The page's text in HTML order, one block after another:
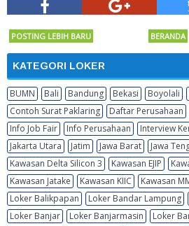
POSTING LEBIH BARU BERANDA
KATEGORI LOKER
BUMN Bali Bandung Bekasi Boyolali
Contoh Surat Paklaring
Daftar Perusahaan
Info Job Fair
Info Perusahaan Interview
Jakarta Utara
Jatim Jawa Barat Jawa
Kawasan Delta Silicon 3
Kawasan EJIP
Kawasan Jatake
Kawasan KIIC Kawasan
Loker Balikpapan
Loker Bandar Lampung
Loker Banjar
Loker Banjarmasin Loker